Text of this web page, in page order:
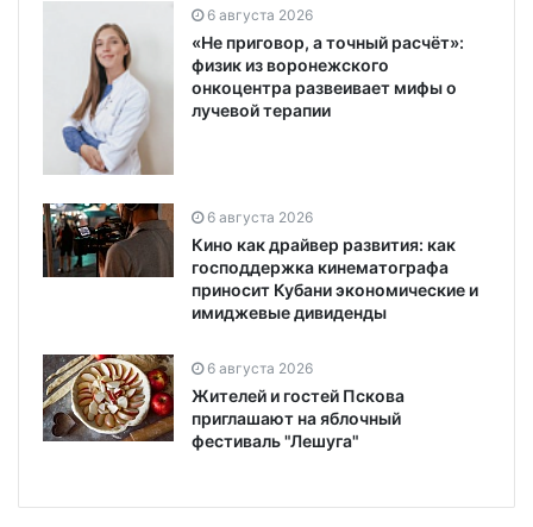
6 августа 2026
«Не приговор, а точный расчёт»:
физик из воронежского
онкоцентра развеивает мифы о
лучевой терапии
6 августа 2026
Кино как драйвер развития: как
господдержка кинематографа
приносит Кубани экономические и
имиджевые дивиденды
6 августа 2026
Жителей и гостей Пскова
приглашают на яблочный
фестиваль "Лешуга"